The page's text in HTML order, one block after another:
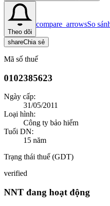
Theo dõi
compare_arrowsSo
shareChia sẻ
Mã số thuế
0102385623
Ngày cấp:
31/05/2011
Loại hình:
Công ty bảo hiểm
Tuổi DN:
15 năm
Trạng thái thuế (GDT)
verified
NNT đang hoạt động